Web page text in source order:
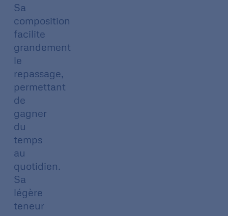
Sa
composition
facilite
grandement
le
repassage,
permettant
de
gagner
du
temps
au
quotidien.
Sa
légère
teneur